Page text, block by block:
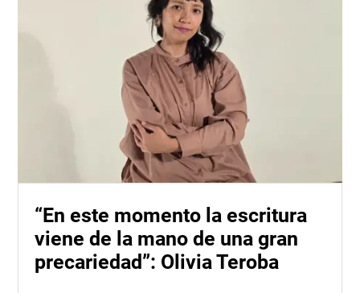
“En este momento la escritura
viene de la mano de una gran
precariedad”: Olivia Teroba